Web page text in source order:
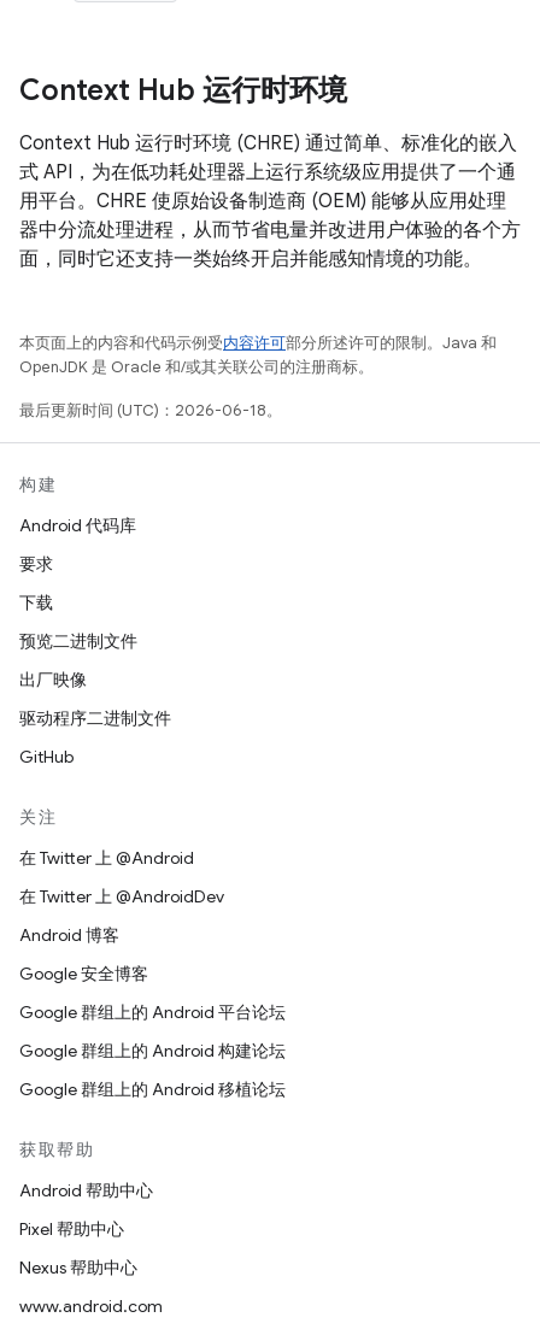
Context Hub 运行时环境
Context Hub 运行时环境 (CHRE) 通过简单、标准化的嵌入
式 API，为在低功耗处理器上运行系统级应用提供了一个通
用平台。CHRE 使原始设备制造商 (OEM) 能够从应用处理
器中分流处理进程，从而节省电量并改进用户体验的各个方
面，同时它还支持一类始终开启并能感知情境的功能。
本页面上的内容和代码示例受内容许可部分所述许可的限制。Java 和
OpenJDK 是 Oracle 和/或其关联公司的注册商标。
最后更新时间 (UTC)：2026-06-18。
构建
Android 代码库
要求
下载
预览二进制文件
出厂映像
驱动程序二进制文件
GitHub
关注
在 Twitter 上 @Android
在 Twitter 上 @AndroidDev
Android 博客
Google 安全博客
Google 群组上的 Android 平台论坛
Google 群组上的 Android 构建论坛
Google 群组上的 Android 移植论坛
获取帮助
Android 帮助中心
Pixel 帮助中心
Nexus 帮助中心
www.android.com